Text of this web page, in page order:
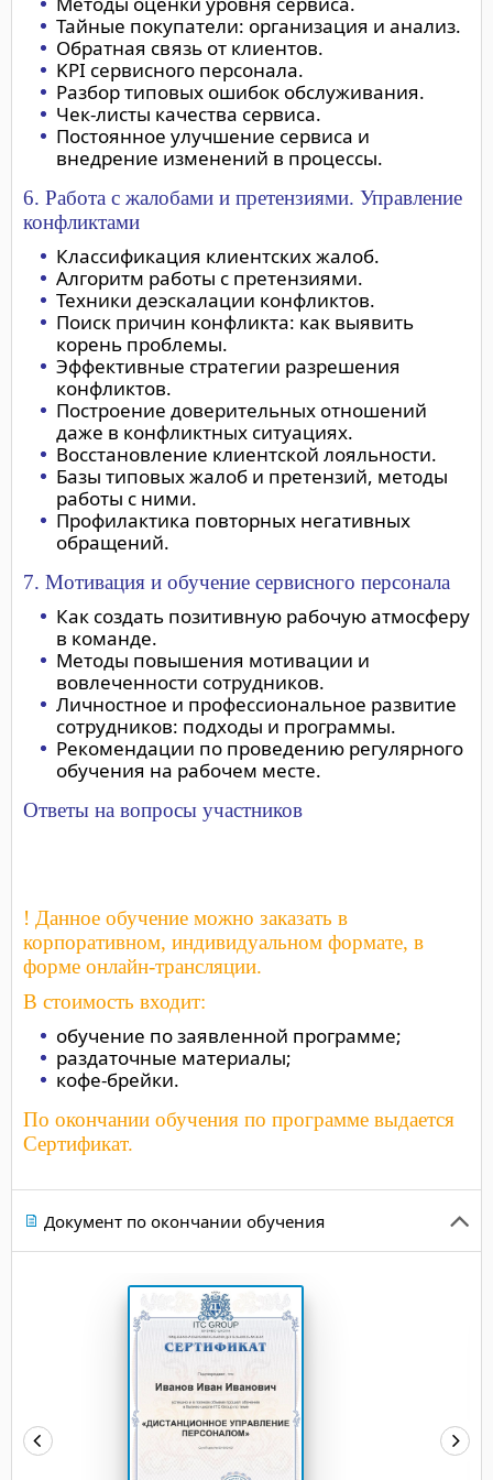
Тайные покупатели: организация и анализ.
Обратная связь от клиентов.
KPI сервисного персонала.
Разбор типовых ошибок обслуживания.
Чек-листы качества сервиса.
Постоянное улучшение сервиса и
внедрение изменений в процессы.
6. Работа с жалобами и претензиями. Управление
конфликтами
Классификация клиентских жалоб.
Алгоритм работы с претензиями.
Техники деэскалации конфликтов.
Поиск причин конфликта: как выявить
корень проблемы.
Эффективные стратегии разрешения
конфликтов.
Построение доверительных отношений
даже в конфликтных ситуациях.
Восстановление клиентской лояльности.
Базы типовых жалоб и претензий, методы
работы с ними.
Профилактика повторных негативных
обращений.
7. Мотивация и обучение сервисного персонала
Как создать позитивную рабочую атмосферу
в команде.
Методы повышения мотивации и
вовлеченности сотрудников.
Личностное и профессиональное развитие
сотрудников: подходы и программы.
Рекомендации по проведению регулярного
обучения на рабочем месте.
Ответы на вопросы участников
! Данное обучение можно заказать в
корпоративном, индивидуальном формате, в
форме онлайн-трансляции.
В стоимость входит:
обучение по заявленной программе;
раздаточные материалы;
кофе-брейки.
По окончании обучения по программе выдается
Сертификат.
Документ по окончании обучения